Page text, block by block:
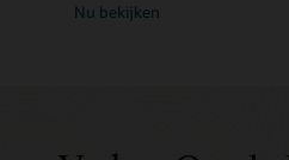
Nu bekijken